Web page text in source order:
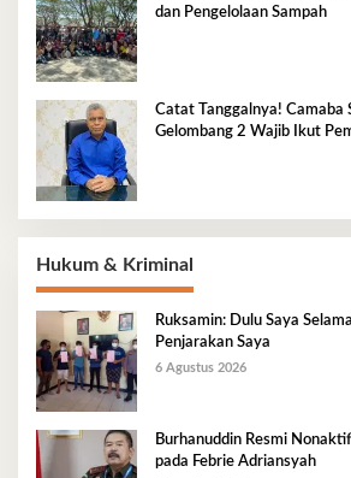
dan Pengelolaan Sampah
Catat Tanggalnya! Camaba
Gelombang 2 Wajib Ikut
Hukum & Kriminal
Ruksamin: Dulu Saya
Penjarakan Saya
6 Agustus 2026
Burhanuddin Resmi
pada Febrie Adriansyah